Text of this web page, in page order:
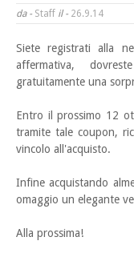
da - Staff il - 26.9.14
Siete registrati alla
affermativa,
gratuitamente una
Entro il prossimo 12
tramite tale coupon,
vincolo all'acquisto.
Infine acquistando
omaggio un elegante
Alla prossima!